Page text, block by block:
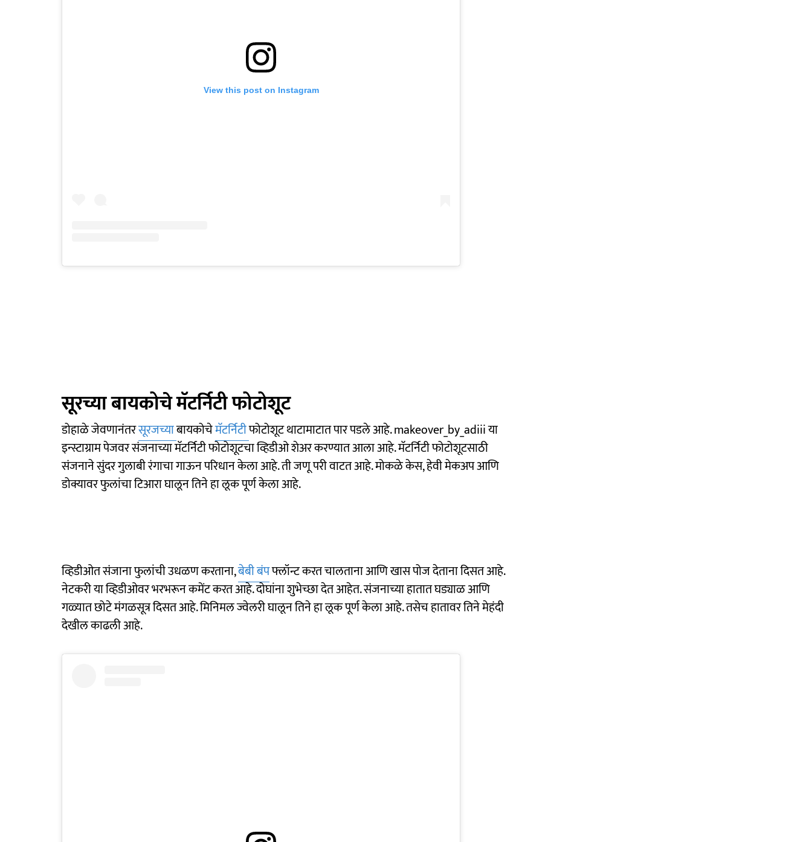
View this post on Instagram
सूरच्या बायकोचे मॅटर्निटी फोटोशूट
डोहाळे जेवणानंतरसूरजच्याबायकोचेमॅटर्निटीफोटोशूट थाटामाटात पार पडले आहे. makeover_by_adiii या
इन्स्टाग्राम पेजवर संजनाच्या मॅटर्निटी फोटोशूटचा व्हिडीओ शेअर करण्यात आला आहे. मॅटर्निटी फोटोशूटसाठी
संजनाने सुंदर गुलाबी रंगाचा गाऊन परिधान केला आहे. ती जणू परी वाटत आहे. मोकळे केस, हेवी मेकअप आणि
डोक्यावर फुलांचा टिआरा घालून तिने हा लूक पूर्ण केला आहे.
व्हिडीओत संजाना फुलांची उधळण करताना,बेबी बंपफ्लॉन्ट करत चालताना आणि खास पोज देताना दिसत आहे.
नेटकरी या व्हिडीओवर भरभरून कमेंट करत आहे. दोघांना शुभेच्छा देत आहेत. संजनाच्या हातात घड्याळ आणि
गळ्यात छोटे मंगळसूत्र दिसत आहे. मिनिमल ज्वेलरी घालून तिने हा लूक पूर्ण केला आहे. तसेच हातावर तिने मेहंदी
देखील काढली आहे.